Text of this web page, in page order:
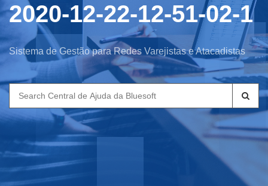
2020-12-22-12-51-02-1
Sistema de Gestão para Redes Varejistas e Atacadistas
Search
for: